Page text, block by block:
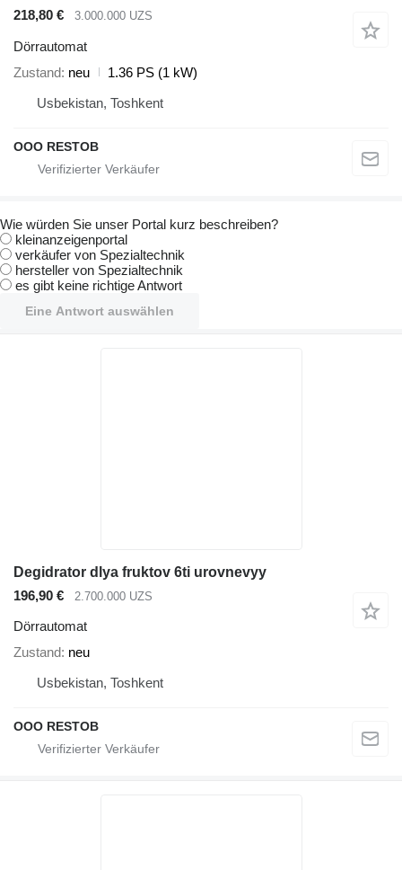
218,80 €
3.000.000 UZS
Dörrautomat
Zustand neu
1.36 PS (1 kW)
Usbekistan, Toshkent
OOO RESTOB
Wie würden Sie unser Portal kurz beschreiben?
kleinanzeigenportal
verkäufer von Spezialtechnik
hersteller von Spezialtechnik
es gibt keine richtige Antwort
Eine Antwort auswählen
Degidrator dlya fruktov 6ti urovnevyy
196,90 €
2.700.000 UZS
Dörrautomat
Zustand neu
Usbekistan, Toshkent
OOO RESTOB